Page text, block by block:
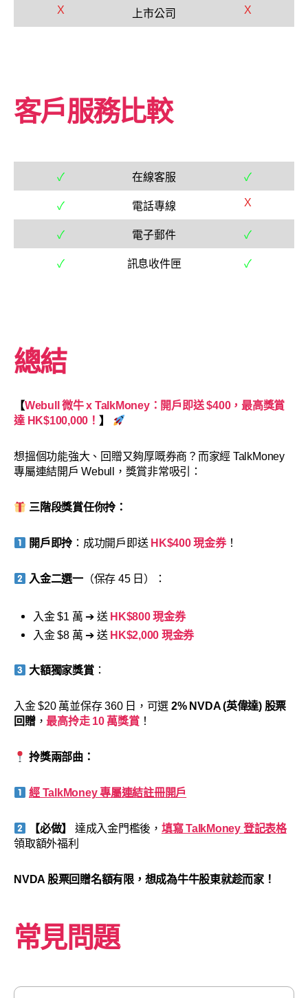
X 上市公司 X
客戶服務比較
✓ 在線客服 ✓
✓ 電話專線 X
✓ 電子郵件 ✓
✓ 訊息收件匣 ✓
總結
【Webull 微牛 x TalkMoney：開戶即送 $400，最高獎賞
達 HK$100,000！ 】
想搵個功能強大、回贈又夠厚嘅券商？而家經 TalkMoney
專屬連結開戶 Webull，獎賞非常吸引：
三階段獎賞任你拎：
開戶即拎 ：成功開戶即送 HK$400 現金券！
入金二選一（保存 45 日）：
入金 $1 萬 ➔ 送 HK$800 現金券
入金 $8 萬 ➔ 送 HK$2,000 現金券
大額獨家獎賞：
入金 $20 萬並保存 360 日，可選 2% NVDA (英偉達) 股票
回贈， 最高拎走 10 萬獎賞！
拎獎兩部曲：
經 TalkMoney 專屬連結註冊開戶
【必做】 達成入金門檻後， 填寫 TalkMoney 登記表格
領取額外福利
NVDA 股票回贈名額有限，想成為牛牛股東就趁而家！
常見問題